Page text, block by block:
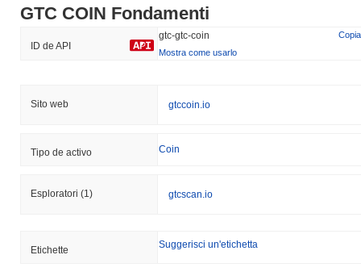
GTC COIN Fondamenti
ID de API
gtc-gtc-coin
Copia
Mostra come usarlo
Sito web gtccoin.io
Tipo de activo Coin
Esploratori (1) gtcscan.io
Etichette Suggerisci un'etichetta